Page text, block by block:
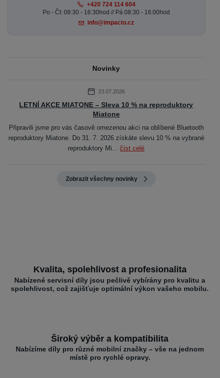
+420 724 114 604
Po - Čt: 08:30 - 16:30hod // Pá 08:30 - 16:00hod
info@impacto.cz
Novinky
23.07.2026
LETNÍ AKCE MIATONE – Sleva 10 % na reproduktory
Miatone
Připravili jsme pro vás časově omezenou akci na oblíbené Bluetooth
reproduktory Miatone. Do 31. 7. 2026 získáte slevu 10 % na vybrané
reproduktory Mi...číst celé
Zobrazit všechny novinky
Kvalita, spolehlivost a profesionalita
Nabízené servisní díly jsou pečlivě vybírány pro kvalitu a
spolehlivost, což zajišťuje optimální výkon vašeho mobilu.
Široký výběr a kompatibilita
Nabízíme díly pro různé mobilní značky – vše na jednom
místě pro rychlé opravy.